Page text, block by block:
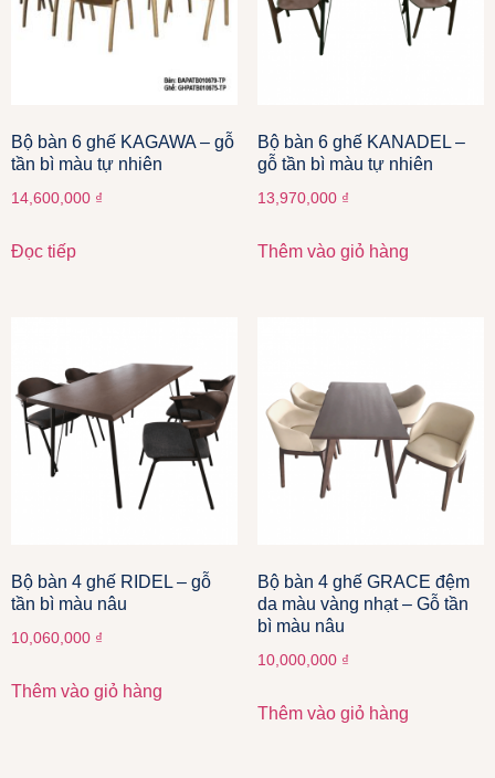
Bộ bàn 6 ghế KAGAWA – gỗ
tần bì màu tự nhiên
14,600,000 ₫
Đọc tiếp
Bộ bàn 6 ghế KANADEL –
gỗ tần bì màu tự nhiên
13,970,000 ₫
Thêm vào giỏ hàng
Bộ bàn 4 ghế RIDEL – gỗ
tần bì màu nâu
10,060,000 ₫
Thêm vào giỏ hàng
Bộ bàn 4 ghế GRACE đệm
da màu vàng nhạt – Gỗ tần
bì màu nâu
10,000,000 ₫
Thêm vào giỏ hàng